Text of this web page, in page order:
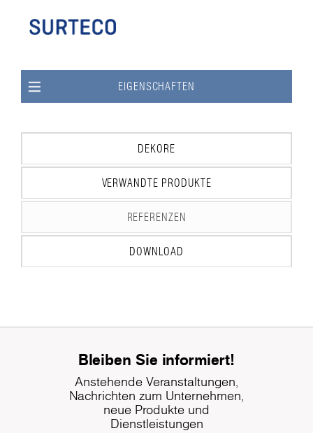
EIGENSCHAFTEN
DEKORE
VERWANDTE PRODUKTE
REFERENZEN
DOWNLOAD
Bleiben Sie informiert!
Anstehende Veranstaltungen,
Nachrichten zum Unternehmen,
neue Produkte und
Dienstleistungen